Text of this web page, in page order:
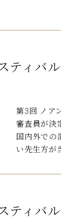
ーサービス(調
小道）
ティバ
第3回 ノア
審査員が決
国内外での
い先生方が
ティバ